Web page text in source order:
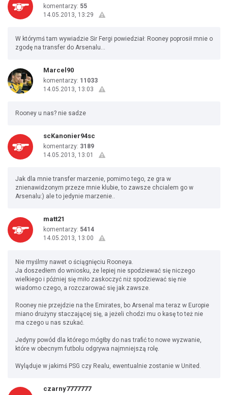
komentarzy: 55
14.05.2013, 13:29
W którymś tam wywiadzie Sir Fergi powiedział: Rooney poprosił mnie o
zgodę na transfer do Arsenalu...
Marcel90
komentarzy: 11033
14.05.2013, 13:03
Rooney u nas? nie sadze
scKanonier94sc
komentarzy: 3189
14.05.2013, 13:01
Jak dla mnie transfer marzenie, pomimo tego, ze gra w
znienawidzonym przeze mnie klubie, to zawsze chcialem go w
Arsenalu:) ale to jedynie marzenie..
matt21
komentarzy: 5414
14.05.2013, 13:00
Nie myślmy nawet o ściągnięciu Rooneya.
Ja doszedłem do wniosku, że lepiej nie spodziewać się niczego
wielkiego i później się miło zaskoczyć niż spodziewać się nie
wiadomo czego, a rozczarować się jak zawsze.
Rooney nie przejdzie na the Emirates, bo Arsenal ma teraz w Europie
miano drużyny staczającej się, a jeżeli chodzi mu o kasę to też nie
ma czego u nas szukać.
Jedyny powód dla którego mógłby do nas trafić to nowe wyzwanie,
które w obecnym futbolu odgrywa najmniejszą rolę.
Wyląduje w jakimś PSG czy Realu, ewentualnie zostanie w United.
czarny7777777